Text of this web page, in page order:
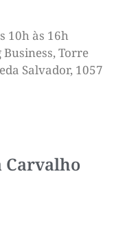
10h às 16h
Torre
Salvador, 1057
Carvalho